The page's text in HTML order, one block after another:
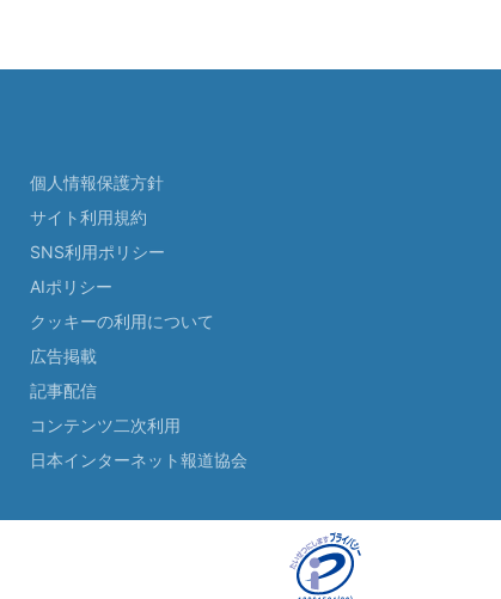
個人情報保護方針
サイト利用規約
SNS利用ポリシー
AIポリシー
クッキーの利用について
広告掲載
記事配信
コンテンツ二次利用
日本インターネット報道協会